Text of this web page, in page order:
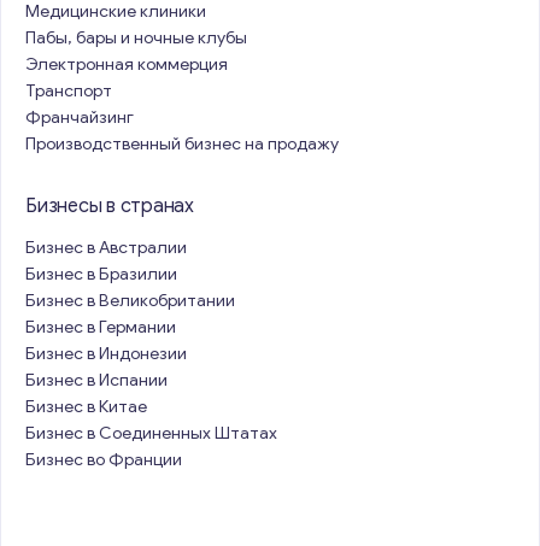
Медицинские клиники
Пабы, бары и ночные клубы
Электронная коммерция
Транспорт
Франчайзинг
Производственный бизнес на продажу
Бизнесы в странах
Бизнес в Австралии
Бизнес в Бразилии
Бизнес в Великобритании
Бизнес в Германии
Бизнес в Индонезии
Бизнес в Испании
Бизнес в Китае
Бизнес в Соединенных Штатах
Бизнес во Франции